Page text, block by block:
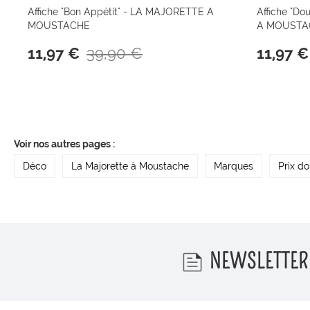
Affiche "Bon Appétit" - LA MAJORETTE A
MOUSTACHE
11,97 € 39,90 €
Affiche
A
11,97 €
Voir nos autres pages :
Déco
La Majorette à Moustache Marques Prix
NEWSLETTER